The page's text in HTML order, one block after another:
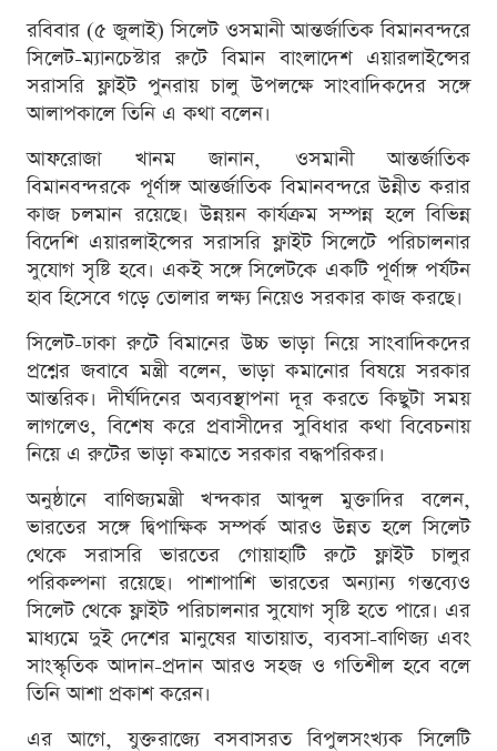
রবিবার (৫ জুলাই) সিলেট ওসমানী আন্তর্জাতিক বিমানবন্দরে
সিলেট-ম্যানচেস্টার রুটে বিমান বাংলাদেশ এয়ারলাইন্সের
সরাসরি ফ্লাইট পুনরায় চালু উপলক্ষে সাংবাদিকদের সঙ্গে
আলাপকালে তিনি এ কথা বলেন।
আফরোজা খানম জানান, ওসমানী আন্তর্জাতিক
বিমানবন্দরকে পূর্ণাঙ্গ আন্তর্জাতিক বিমানবন্দরে উন্নীত করার
কাজ চলমান রয়েছে। উন্নয়ন কার্যক্রম সম্পন্ন হলে বিভিন্ন
বিদেশি এয়ারলাইন্সের সরাসরি ফ্লাইট সিলেটে পরিচালনার
সুযোগ সৃষ্টি হবে। একই সঙ্গে সিলেটকে একটি পূর্ণাঙ্গ পর্যটন
হাব হিসেবে গড়ে তোলার লক্ষ্য নিয়েও সরকার কাজ করছে।
সিলেট-ঢাকা রুটে বিমানের উচ্চ ভাড়া নিয়ে সাংবাদিকদের
প্রশ্নের জবাবে মন্ত্রী বলেন, ভাড়া কমানোর বিষয়ে সরকার
আন্তরিক। দীর্ঘদিনের অব্যবস্থাপনা দূর করতে কিছুটা সময়
লাগলেও, বিশেষ করে প্রবাসীদের সুবিধার কথা বিবেচনায়
নিয়ে এ রুটের ভাড়া কমাতে সরকার বদ্ধপরিকর।
অনুষ্ঠানে বাণিজ্যমন্ত্রী খন্দকার আব্দুল মুক্তাদির বলেন,
ভারতের সঙ্গে দ্বিপাক্ষিক সম্পর্ক আরও উন্নত হলে সিলেট
থেকে সরাসরি ভারতের গোয়াহাটি রুটে ফ্লাইট চালুর
পরিকল্পনা রয়েছে। পাশাপাশি ভারতের অন্যান্য গন্তব্যেও
সিলেট থেকে ফ্লাইট পরিচালনার সুযোগ সৃষ্টি হতে পারে। এর
মাধ্যমে দুই দেশের মানুষের যাতায়াত, ব্যবসা-বাণিজ্য এবং
সাংস্কৃতিক আদান-প্রদান আরও সহজ ও গতিশীল হবে বলে
তিনি আশা প্রকাশ করেন।
এর আগে, যুক্তরাজ্যে বসবাসরত বিপুলসংখ্যক সিলেটি